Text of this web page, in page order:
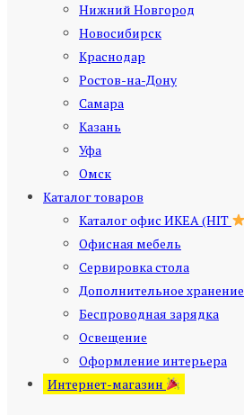
Нижний Новгород
Новосибирск
Краснодар
Ростов-на-Дону
Самара
Казань
Уфа
Омск
Каталог товаров
Каталог офис ИКЕА (HIT
Офисная мебель
Сервировка стола
Дополнительное хранение
Беспроводная зарядка
Освещение
Оформление интерьера
Интернет-магазин